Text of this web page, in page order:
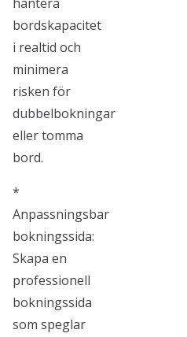
bordskapacitet
i realtid och
minimera
risken för
dubbelbokningar
eller tomma
bord.
*
Anpassningsbar
bokningssida:
Skapa en
professionell
bokningssida
som speglar